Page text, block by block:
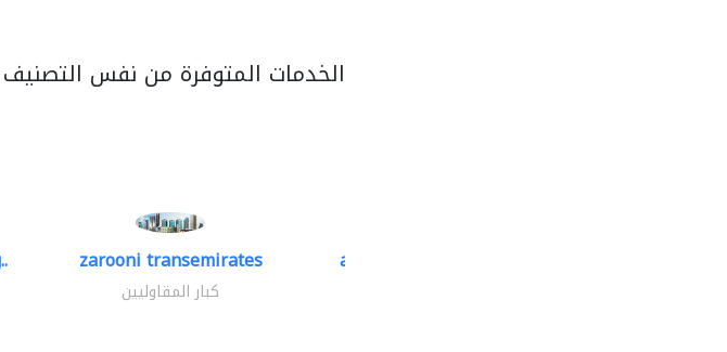
الخدمات المتوفرة من نفس التصنيف
zarooni transemirates
كبار المقاوليين
accurate bldh cont..